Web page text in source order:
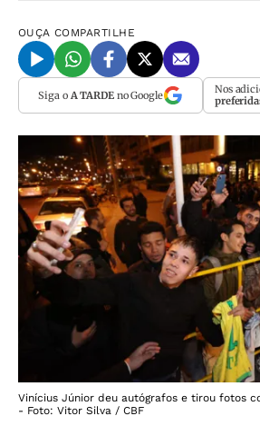
OUÇA COMPARTILHE
Siga o A TARDEno Google Nos
Vinícius Júnior deu autógrafos e tirou fotos
- Foto: Vitor Silva / CBF